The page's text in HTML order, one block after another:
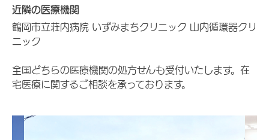
近隣の医療機関
鶴岡市立荘内病院 いずみまちクリニック 山内循環器クリ
ニック
全国どちらの医療機関の処方せんも受付いたします。在
宅医療に関するご相談を承っております。